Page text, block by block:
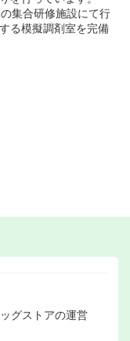
集合研修施設にて行
る模擬調剤室を完備
グストアの運営